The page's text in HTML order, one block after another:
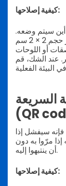
كيفية إصلاحها:
سيتم وضعه.
بالنسبة لبطاقات العمل أو التغليف، يُعتبر حجم 2 × 2 سم
أو اللوحات
عند الشك، قم
السريعة
(QR
فإنه سيفشل إذا
مرّوا به دون
أن ينتبهوا إليه.
كيفية إصلاحها: